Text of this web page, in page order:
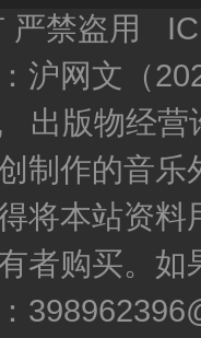
严禁盗用
沪网文（
出版物经营
制作的音
将本站资
者购买。